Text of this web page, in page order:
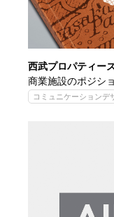
西武プロパティー
商業施設のポジシ
コミュニケーションデ